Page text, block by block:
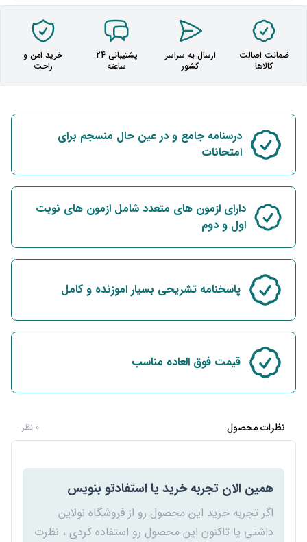
ضمانت اصالت
کالاها
ارسال به سراسر
کشور
پشتیبانی 24
ساعته
خرید امن و
راحت
درسنامه جامع و در عین حال منسجم برای
امتحانات
دارای ازمون های متعدد شامل ازمون های نوبت
اول و دوم
پاسخنامه تشریحی بسیار اموزنده و کامل
قیمت فوق العاده مناسب
نظرات محصول 0 نظر
همین الان تجربه خرید یا استفادتو بنویس
اگر تجربه خرید این محصول رو از فروشگاه نولاین
داشتی یا تاکنون این محصول رو استفاده کردی ، نظرت